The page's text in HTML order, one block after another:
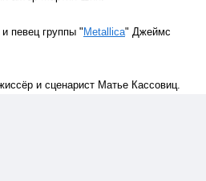
и певец группы " Metallica" Джеймс
и сценарист Матье Кассовиц.